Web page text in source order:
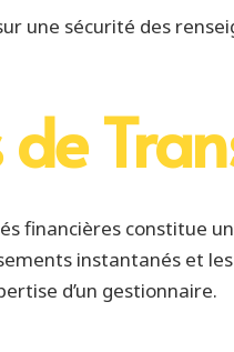
une sécurité des
financières constitue
instantanés et
d’un gestionnaire.